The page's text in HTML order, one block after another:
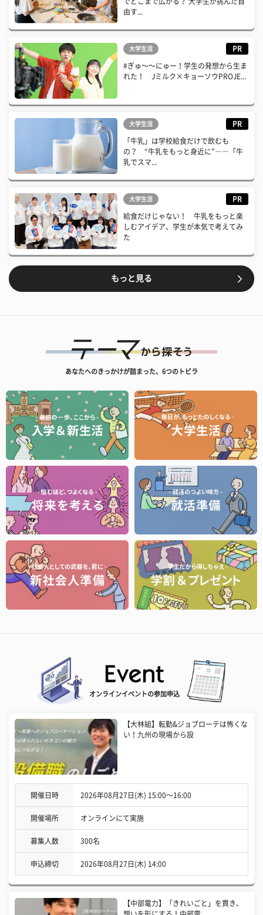
由す...
大学生活 PR
#ぎゅ〜〜にゅー！学生の発想から生ま
れた！ Jミルク×キョーソウPROJE...
大学生活 PR
「牛乳」は学校給食だけで飲むも
の？ “牛乳をもっと身近に”――「牛
乳でスマ...
大学生活 PR
給食だけじゃない！ 牛乳をもっと楽
しむアイデア、学生が本気で考えてみ
た
もっと見る
あなたへのきっかけが詰まった、6つのトビラ
オンラインイベントの参加申込
【大林組】転勤&ジョブローテは怖くな
い！九州の現場から設
開催日時 2026年08月27日(木) 15:00〜16:00
開催場所 オンラインにて実施
募集人数 300名
申込締切 2026年08月27日(木) 14:00
【中部電力】「きれいごと」を貫き、
想いを形にする！中部電